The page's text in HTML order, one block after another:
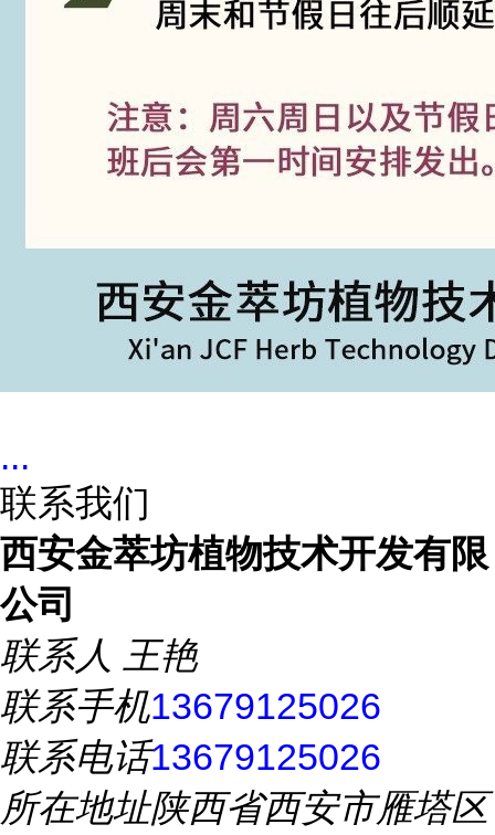
...
联系我们
西安金萃坊植物技术开发有限
公司
联系人 王艳
联系手机13679125026
联系电话13679125026
所在地址陕西省西安市雁塔区